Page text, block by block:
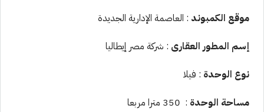
موقع الكمبوند : العاصمة الإدارية الجديدة
إسم المطور العقارى : شركة مصر إيطاليا
نوع الوحدة : فيلا
مساحة الوحدة : 350 مترا مربعا